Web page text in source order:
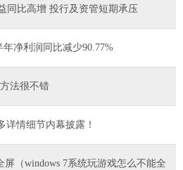
同比高增 投行及资管短期承压
净利润同比减少90.77%
法很不错
详情细节内幕披露！
（windows 7系统玩游戏怎么不能全